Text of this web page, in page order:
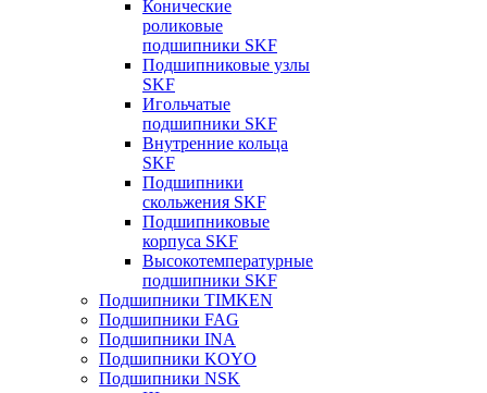
Конические
роликовые
подшипники SKF
Подшипниковые узлы
SKF
Игольчатые
подшипники SKF
Внутренние кольца
SKF
Подшипники
скольжения SKF
Подшипниковые
корпуса SKF
Высокотемпературные
подшипники SKF
Подшипники TIMKEN
Подшипники FAG
Подшипники INA
Подшипники KOYO
Подшипники NSK